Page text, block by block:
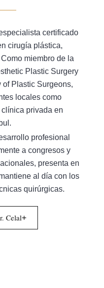
certificado
cirugía plástica,
miembro de la
Plastic Surgery
of Plastic Surgeons,
locales como
privada en
profesional
a congresos y
presenta en
al día con los
quirúrgicas.
Celal+